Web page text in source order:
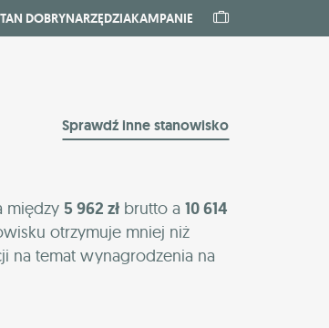
DOBRYNARZĘDZIAKAMPANIE
Sprawdź inne stanowisko
między 5 962 zł brutto a 10 614
otrzymuje mniej niż
na temat wynagrodzenia na